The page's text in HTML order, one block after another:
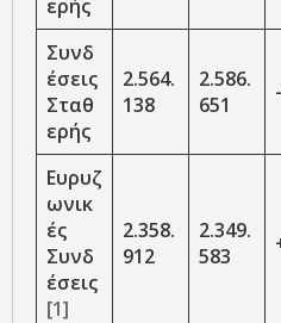
ερής
Συνδ
έσεις
Σταθ
ερής
2.564.
138
2.586.
651
Ευρυζ
ωνικ
ές
Συνδ
έσεις
[1]
2.358.
912
2.349.
583